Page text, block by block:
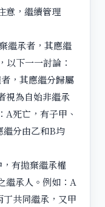
意，繼續管理
繼承者，其應繼
以下一一討論：
，其應繼分歸屬
視為自始非繼承
A死亡，有子甲、
繼分由乙和B均
有拋棄繼承權
繼承人。例如：A
共同繼承，又甲